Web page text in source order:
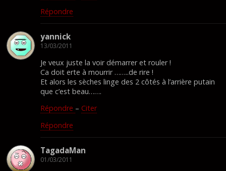
Répondre
yannick
13/03/2011
Je veux juste la voir démarrer et rouler !
Ca doit erte à mourrir ……..de rire !
Et alors les sèches linge des 2 côtés à l’arrière putain
que c’est beau…….
Répondre – Citer
Répondre
TagadaMan
01/03/2011